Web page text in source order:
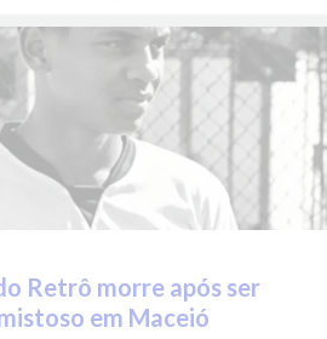
Retrô morre após ser
em Maceió